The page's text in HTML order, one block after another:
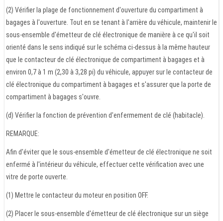
(2) Vérifier la plage de fonctionnement d'ouverture du compartiment à
bagages à l'ouverture. Tout en se tenant à l'arrière du véhicule, maintenir le
sous-ensemble d'émetteur de clé électronique de manière à ce qu'il soit
orienté dans le sens indiqué sur le schéma ci-dessus à la même hauteur
que le contacteur de clé électronique de compartiment à bagages et à
environ 0,7 à 1 m (2,30 à 3,28 pi) du véhicule, appuyer sur le contacteur de
clé électronique du compartiment à bagages et s'assurer que la porte de
compartiment à bagages s'ouvre.
(d) Vérifier la fonction de prévention d'enfermement de clé (habitacle).
REMARQUE:
Afin d'éviter que le sous-ensemble d'émetteur de clé électronique ne soit
enfermé à l'intérieur du véhicule, effectuer cette vérification avec une
vitre de porte ouverte.
(1) Mettre le contacteur du moteur en position OFF.
(2) Placer le sous-ensemble d'émetteur de clé électronique sur un siège